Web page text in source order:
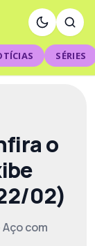
SÉRIES
o
02)
com